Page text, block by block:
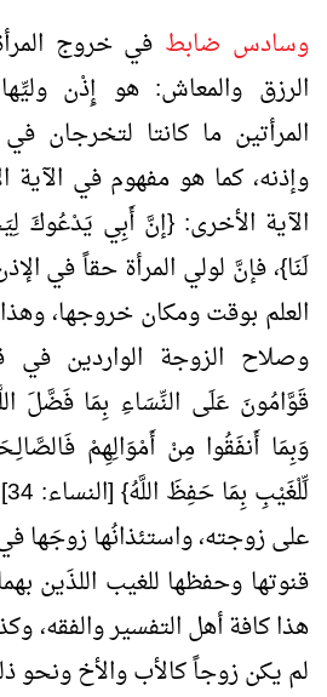
وسادس ضابط في خروج
الرزق والمعاش: هو إِذْن
المرأتين ما كانتا لتخرجان
وإذنه، كما هو مفهوم في
الآية الأخرى: {إنَّ أَبِي
لَنَا}، فإنَّ لولي المرأة حقاً في
العلم بوقت ومكان خروجها،
وصلاح الزوجة الواردين في
قَوَّامُونَ عَلَى النِّسَاءِ بِمَا فَضَّلَ
وَبِمَا أَنفَقُوا مِنْ أَمْوَالِهِمْ
على زوجته، واستئذانُها زوجَها
قنوتها وحفظها للغيب اللذَين
هذا كافة أهل التفسير والفقه،
لم يكن زوجاً كالأب والأخ ونحو